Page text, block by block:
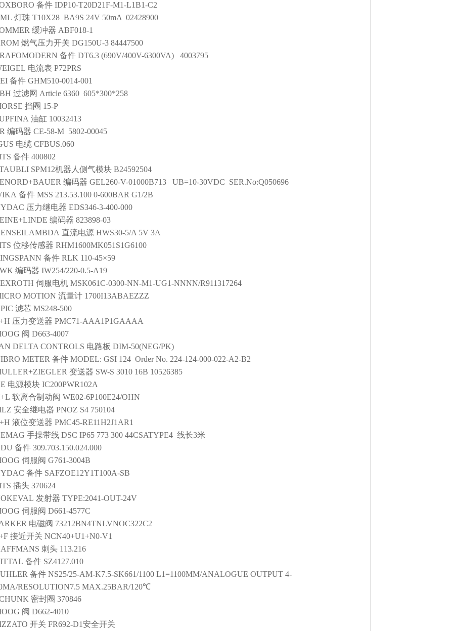
备件 IDP10-T20D21F-M1-L1B1-C2
灯珠 T10X28 BA9S 24V 50mA 02428900
缓冲器 ABF018-1
燃气压力开关 DG150U-3 84447500
备件 DT6.3 (690V/400V-6300VA) 4003795
电流表 P72PRS
备件 GHM510-0014-001
过滤网 Article 6360 605*300*258
挡圈 15-P
油缸 10032413
编码器 CE-58-M 5802-00045
电缆 CFBUS.060
备件 400802
SPM12机器人侧气模块 B24592504
编码器 GEL260-V-01000B713 UB=10-30VDC SER.No:Q050696
备件 MSS 213.53.100 0-600BAR G1/2B
压力继电器 EDS346-3-400-000
编码器 823898-03
直流电源 HWS30-5/A 5V 3A
位移传感器 RHM1600MK051S1G6100
备件 RLK 110-45×59
编码器 IW254/220-0.5-A19
伺服电机 MSK061C-0300-NN-M1-UG1-NNNN/R911317264
MOTION 流量计 1700I13ABAEZZZ
滤芯 MS248-500
压力变送器 PMC71-AAA1P1GAAAA
阀 D663-4007
DELTA CONTROLS 电路板 DIM-50(NEG/PK)
METER 备件 MODEL: GSI 124 Order No. 224-124-000-022-A2-B2
变送器 SW-S 3010 16B 10526385
电源模块 IC200PWR102A
软离合制动阀 WE02-6P100E24/OHN
安全继电器 PNOZ S4 750104
液位变送器 PMC45-RE11H2J1AR1
手操带线 DSC IP65 773 300 44CSATYPE4 线长3米
备件 309.703.150.024.000
伺服阀 G761-3004B
备件 SAFZOE12Y1T100A-SB
插头 370624
发射器 TYPE:2041-OUT-24V
伺服阀 D661-4577C
电磁阀 73212BN4TNLVNOC322C2
接近开关 NCN40+U1+N0-V1
刺头 113.216
备件 SZ4127.010
备件 NS25/25-AM-K7.5-SK661/1100 L1=1100MM/ANALOGUE OUTPUT 4-
RESOLUTION7.5 MAX.25BAR/120℃
密封圈 370846
阀 D662-4010
开关 FR692-D1安全开关